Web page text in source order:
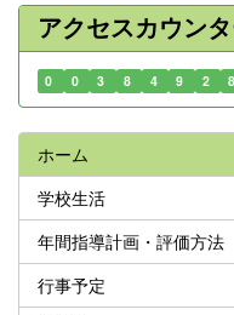
アクセスカウン
0 0 3 8 4 9 2 8
ホーム
学校生活
年間指導計画・評価方法
行事予定